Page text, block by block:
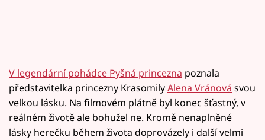
V legendární pohádce Pyšná princezna poznala
představitelka princezny KrasomilyAlena Vránová svou
velkou lásku. Na filmovém plátně byl konec šťastný, v
reálném životě ale bohužel ne. Kromě nenaplněné
lásky herečku během života doprovázely i další velmi